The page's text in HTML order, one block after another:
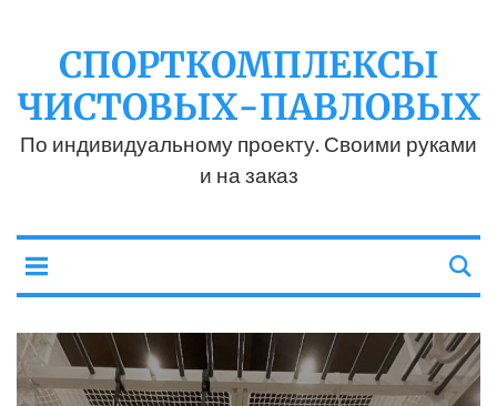
СПОРТКОМПЛЕКСЫ
ЧИСТОВЫХ-ПАВЛОВЫХ
По индивидуальному проекту. Своими руками
и на заказ